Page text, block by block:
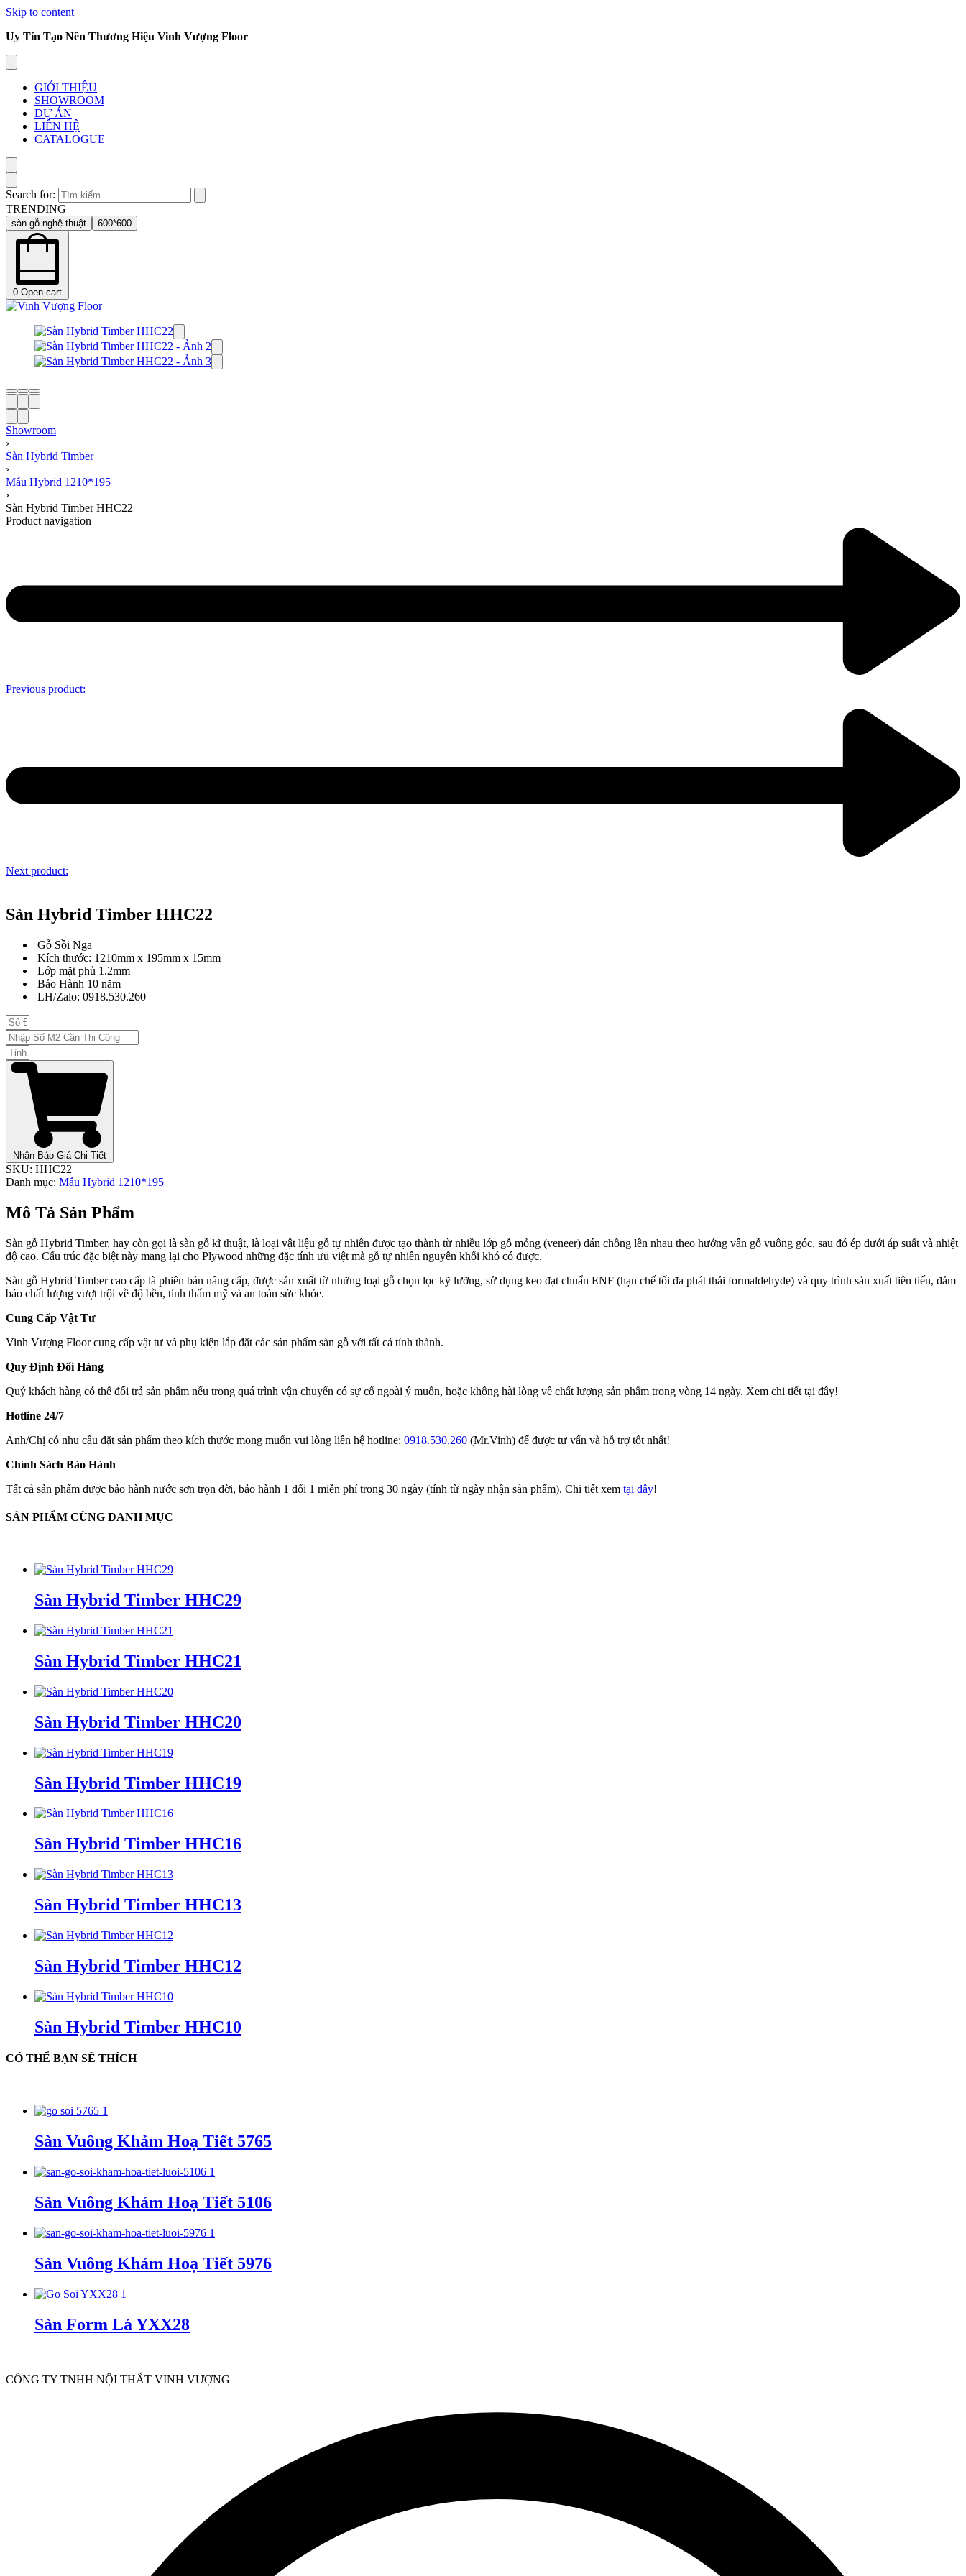
Skip to content
Uy Tín Tạo Nên Thương Hiệu Vinh Vượng Floor
GIỚI THIỆU
SHOWROOM
DỰ ÁN
LIÊN HỆ
CATALOGUE
Search for:
TRENDING
sàn gỗ nghệ thuật 600*600
0 Open cart
Showroom
›
Sàn Hybrid Timber
›
Mẫu Hybrid 1210*195
›
Sàn Hybrid Timber HHC22
Product navigation
Previous product:
Next product:
Sàn Hybrid Timber HHC22
Gỗ Sồi Nga
Kích thước: 1210mm x 195mm x 15mm
Lớp mặt phủ 1.2mm
Bảo Hành 10 năm
LH/Zalo: 0918.530.260
Nhận Báo Giá Chi Tiết
SKU: HHC22
Danh mục: Mẫu Hybrid 1210*195
Mô Tả Sản Phẩm
Sàn gỗ Hybrid Timber, hay còn gọi là sàn gỗ kĩ thuật, là loại vật liệu gỗ tự nhiên được tạo thành từ nhiều lớp gỗ mỏng (veneer) dán chồng lên nhau theo hướng vân gỗ vuông góc, sau đó ép dưới áp suất và nhiệt
độ cao. Cấu trúc đặc biệt này mang lại cho Plywood những đặc tính ưu việt mà gỗ tự nhiên nguyên khối khó có được.
Sàn gỗ Hybrid Timber cao cấp là phiên bản nâng cấp, được sản xuất từ những loại gỗ chọn lọc kỹ lưỡng, sử dụng keo đạt chuẩn ENF (hạn chế tối đa phát thải formaldehyde) và quy trình sản xuất tiên tiến, đảm
bảo chất lượng vượt trội về độ bền, tính thẩm mỹ và an toàn sức khỏe.
Cung Cấp Vật Tư
Vinh Vượng Floor cung cấp vật tư và phụ kiện lắp đặt các sản phẩm sàn gỗ với tất cả tỉnh thành.
Quy Định Đổi Hàng
Quý khách hàng có thể đổi trả sản phẩm nếu trong quá trình vận chuyển có sự cố ngoài ý muốn, hoặc không hài lòng về chất lượng sản phẩm trong vòng 14 ngày. Xem chi tiết tại đây!
Hotline 24/7
Anh/Chị có nhu cầu đặt sản phẩm theo kích thước mong muốn vui lòng liên hệ hotline: 0918.530.260 (Mr.Vinh) để được tư vấn và hỗ trợ tốt nhất!
Chính Sách Bảo Hành
Tất cả sản phẩm được bảo hành nước sơn trọn đời, bảo hành 1 đổi 1 miễn phí trong 30 ngày (tính từ ngày nhận sản phẩm). Chi tiết xem tại đây!
SẢN PHẨM CÙNG DANH MỤC
Sàn Hybrid Timber HHC29
Sàn Hybrid Timber HHC21
Sàn Hybrid Timber HHC20
Sàn Hybrid Timber HHC19
Sàn Hybrid Timber HHC16
Sàn Hybrid Timber HHC13
Sàn Hybrid Timber HHC12
Sàn Hybrid Timber HHC10
CÓ THỂ BẠN SẼ THÍCH
Sàn Vuông Khảm Hoạ Tiết 5765
Sàn Vuông Khảm Hoạ Tiết 5106
Sàn Vuông Khảm Hoạ Tiết 5976
Sàn Form Lá YXX28
CÔNG TY TNHH NỘI THẤT VINH VƯỢNG